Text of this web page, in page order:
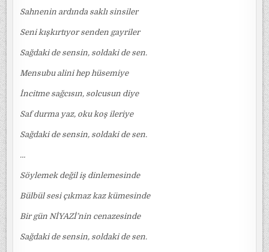
Sahnenin ardında saklı sinsiler
Seni kışkırtıyor senden gayriler
Sağdaki de sensin, soldaki de sen.
Mensubu alini hep hüsemiye
İncitme sağcısın, solcusun diye
Saf durma yaz, oku koş ileriye
Sağdaki de sensin, soldaki de sen.
…
Söylemek değil iş dinlemesinde
Bülbül sesi çıkmaz kaz kümesinde
Bir gün NİYAZİ’nin cenazesinde
Sağdaki de sensin, soldaki de sen.